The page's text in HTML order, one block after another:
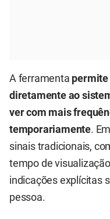
A ferramenta permite
diretamente ao
ver com mais
temporariamente.
sinais tradicionais,
tempo de
indicações explícitas
pessoa.